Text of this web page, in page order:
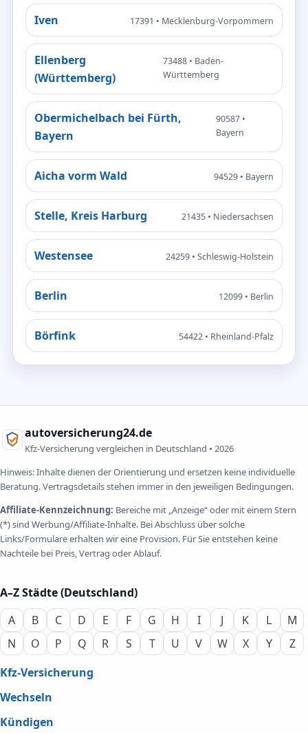
Iven 17391 • Mecklenburg-Vorpommern
Ellenberg
(Württemberg)
73488 • Baden-
Württemberg
Obermichelbach bei Fürth,
Bayern
90587 •
Bayern
Aicha vorm Wald 94529 • Bayern
Stelle, Kreis Harburg 21435 • Niedersachsen
Westensee 24259 • Schleswig-Holstein
Berlin 12099 • Berlin
Börfink 54422 • Rheinland-Pfalz
autoversicherung24.de
Kfz-Versicherung vergleichen in Deutschland • 2026
Hinweis: Inhalte dienen der Orientierung und ersetzen keine individuelle
Beratung. Vertragsdetails stehen immer in den jeweiligen Bedingungen.
Affiliate-Kennzeichnung: Bereiche mit „Anzeige“ oder mit einem Stern
(*) sind Werbung/Affiliate-Inhalte. Bei Abschluss über solche
Links/Formulare erhalten wir eine Provision. Für Sie entstehen keine
Nachteile bei Preis, Vertrag oder Ablauf.
A–Z Städte (Deutschland)
A
B C D E F G H I J K L
M
N
O P Q R S T U V W X Y
Z
Kfz-Versicherung
Wechseln
Kündigen